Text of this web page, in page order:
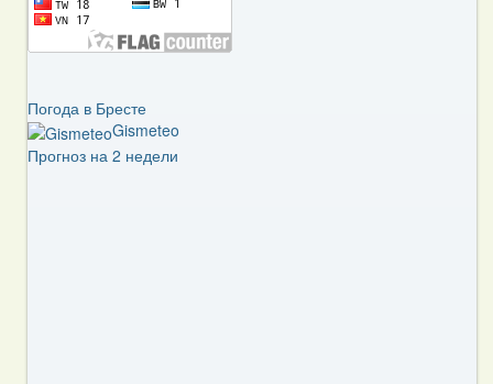
Погода в Бресте
Gismeteo
Прогноз на 2 недели